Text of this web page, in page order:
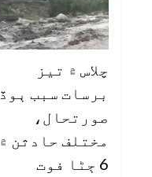
چلاس ۾ تيز
برسات سبب ٻوڏ
صورتحال،
مختلف حادثن ۾
6 ڄڻا فوت